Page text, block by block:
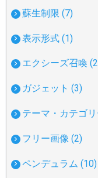
蘇生制限 (7)
表示形式 (1)
エクシーズ召喚
ガジェット (3)
テーマ・カテゴ
フリー画像 (2)
ペンデュラム (10)